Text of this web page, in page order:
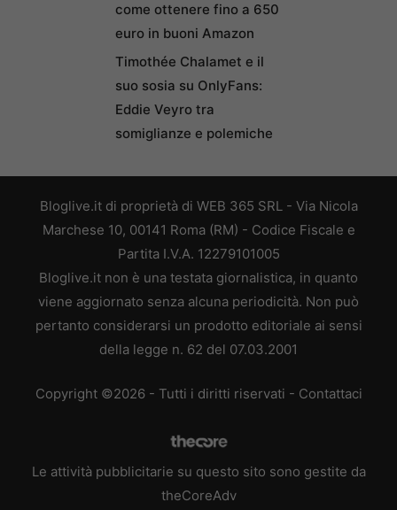
come ottenere fino a 650
euro in buoni Amazon
Timothée Chalamet e il
suo sosia su OnlyFans:
Eddie Veyro tra
somiglianze e polemiche
Bloglive.it di proprietà di WEB 365 SRL - Via Nicola
Marchese 10, 00141 Roma (RM) - Codice Fiscale e
Partita I.V.A. 12279101005
Bloglive.it non è una testata giornalistica, in quanto
viene aggiornato senza alcuna periodicità. Non può
pertanto considerarsi un prodotto editoriale ai sensi
della legge n. 62 del 07.03.2001
Copyright ©2026 - Tutti i diritti riservati - Contattaci
Le attività pubblicitarie su questo sito sono gestite da
theCoreAdv